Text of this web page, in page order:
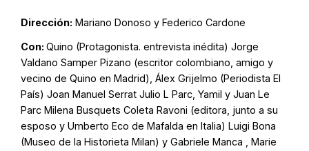
Dirección: Mariano Donoso y Federico Cardone
Con: Quino (Protagonista. entrevista inédita) Jorge
Valdano Samper Pizano (escritor colombiano, amigo y
vecino de Quino en Madrid), Álex Grijelmo (Periodista El
País) Joan Manuel Serrat Julio L Parc, Yamil y Juan Le
Parc Milena Busquets Coleta Ravoni (editora, junto a su
esposo y Umberto Eco de Mafalda en Italia) Luigi Bona
(Museo de la Historieta Milan) y Gabriele Manca , Marie